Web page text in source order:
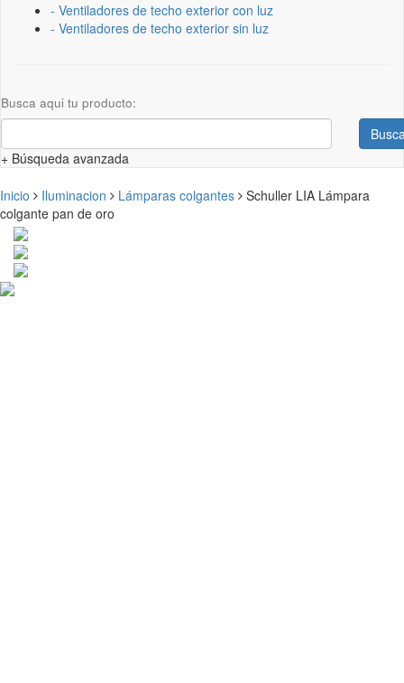
- Ventiladores de techo exterior con luz
- Ventiladores de techo exterior sin luz
Busca aqui tu producto:
+ Búsqueda avanzada
Inicio Iluminacion Lámparas colgantes
Schuller LIA Lámpara
colgante pan de oro